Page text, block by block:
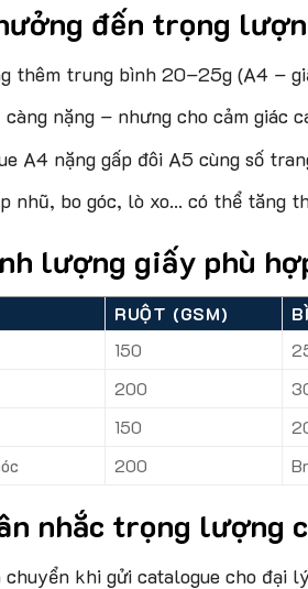
đến trọng
thêm trung bình 20–25g (A4 –
càng nặng – nhưng cho cảm giác
A4 nặng gấp đôi A5 cùng số
nhũ, bo góc, lò xo… có thể tăng
lượng giấy phù
RUỘT (GSM)
150
200
150
200
nhắc trọng lượng
khi gửi catalogue cho đại